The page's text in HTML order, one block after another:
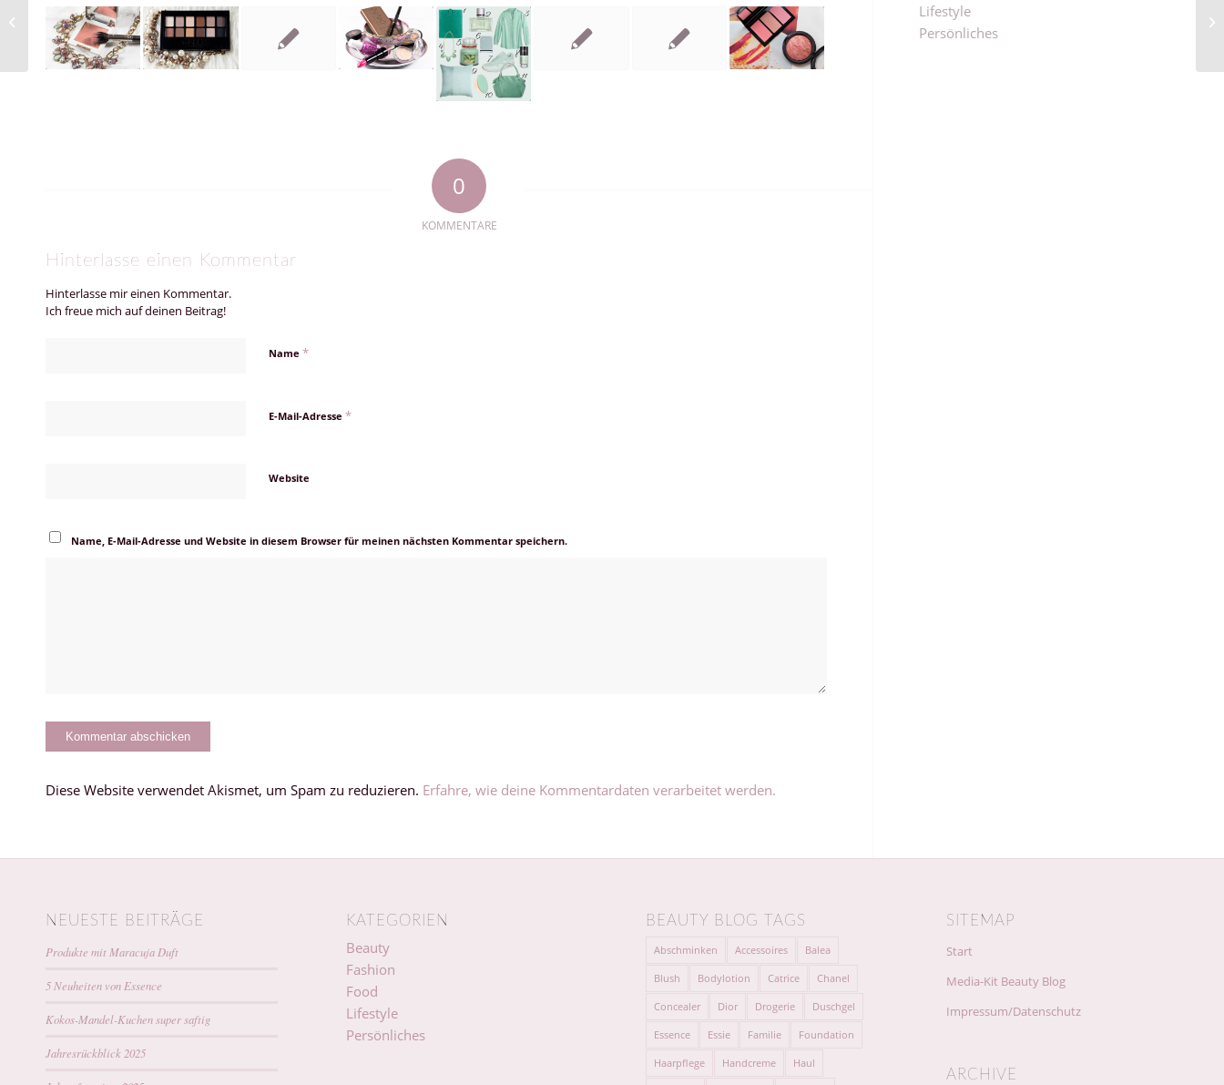
0
KOMMENTARE
Hinterlasse einen Kommentar
Hinterlasse mir einen Kommentar.
Ich freue mich auf deinen Beitrag!
Name *
E-Mail-Adresse *
Website
Name, E-Mail-Adresse und Website in diesem Browser für meinen nächsten Kommentar speichern.
Diese Website verwendet Akismet, um Spam zu reduzieren. Erfahre, wie deine Kommentardaten verarbeitet werden.
Lifestyle
Persönliches
NEUESTE BEITRÄGE
Produkte mit Maracuja Duft
5 Neuheiten von Essence
Kokos-Mandel-Kuchen super saftig
Jahresrückblick 2025
KATEGORIEN
Beauty
Fashion
Food
Lifestyle
Persönliches
BEAUTY BLOG TAGS
Abschminken Accessoires Balea
Blush Bodylotion Catrice Chanel
Concealer Dior Drogerie Duschgel
Essence Essie Familie Foundation
Haarpflege Handcreme Haul
SITEMAP
Start
Media-Kit Beauty Blog
Impressum/Datenschutz
ARCHIVE
Maybelline – Gel-
Eyeliner